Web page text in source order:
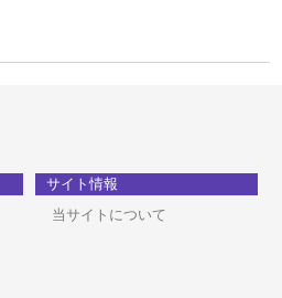
サイト情報
当サイトについて